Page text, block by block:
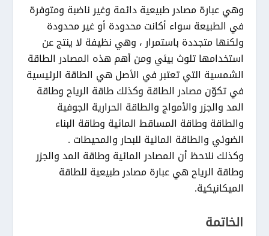
وهي عبارة مصادر طبيعية دائمة وغير ناضبة ومتوفرة
في الطبيعة سواء أكانت محدودة أو غير محدودة
ولكنها متجددة باستمرار ، وهي نظيفة لا ينتج عن
استخدامها تلوث بيئي ومن أهم هذه المصادر الطاقة
الشمسية التي تعتبر في الأصل هي الطاقة الرئيسية
في تكوّن مصادر الطاقة وكذلك طاقة الرياح وطاقة
المد والجزر والأمواج والطاقة الحرارية الجوفية
والطاقة وطاقة المساقط المائية وطاقة البناء
الضوئي والطاقة المائية للبحار والمحيطات .
وكذلك نلاحظ أن المصادر المائية وطاقة المد والجزر
وطاقة الرياح هي عبارة مصادر طبيعية للطاقة
الميكانيكية.
الخاتمة